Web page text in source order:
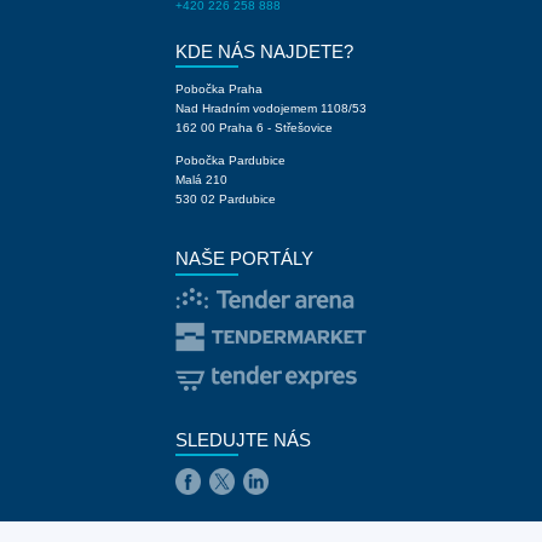
+420 226 258 888
KDE NÁS NAJDETE?
Pobočka Praha
Nad Hradním vodojemem 1108/53
162 00 Praha 6 - Střešovice
Pobočka Pardubice
Malá 210
530 02 Pardubice
NAŠE PORTÁLY
SLEDUJTE NÁS